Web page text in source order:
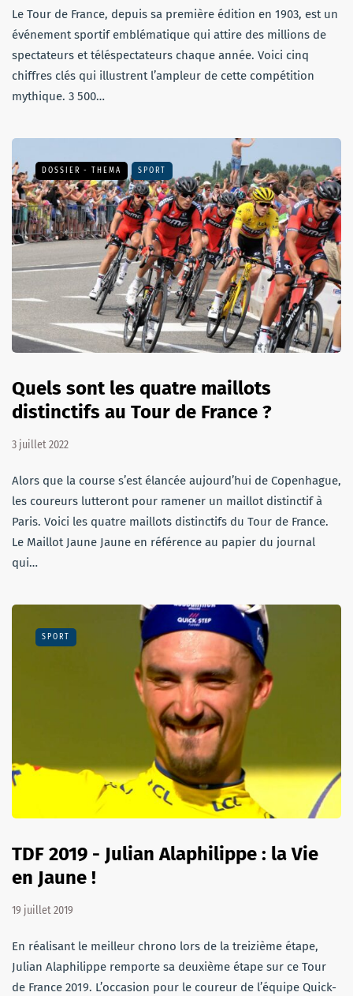
Le Tour de France, depuis sa première édition en 1903, est un
événement sportif emblématique qui attire des millions de
spectateurs et téléspectateurs chaque année. Voici cinq
chiffres clés qui illustrent l’ampleur de cette compétition
mythique. 3 500…
DOSSIER - THEMA SPORT
Quels sont les quatre maillots
distinctifs au Tour de France ?
3 juillet 2022
Alors que la course s’est élancée aujourd’hui de Copenhague,
les coureurs lutteront pour ramener un maillot distinctif à
Paris. Voici les quatre maillots distinctifs du Tour de France.
Le Maillot Jaune Jaune en référence au papier du journal
qui…
SPORT
TDF 2019 - Julian Alaphilippe : la Vie
en Jaune !
19 juillet 2019
En réalisant le meilleur chrono lors de la treizième étape,
Julian Alaphilippe remporte sa deuxième étape sur ce Tour
de France 2019. L’occasion pour le coureur de l’équipe Quick-